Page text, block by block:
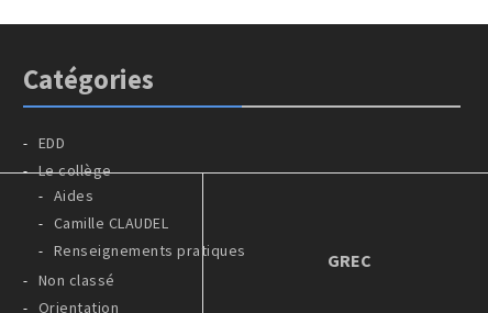
GREC
Catégories
EDD
Le collège
Aides
Camille CLAUDEL
Renseignements pratiques
Non classé
Orientation